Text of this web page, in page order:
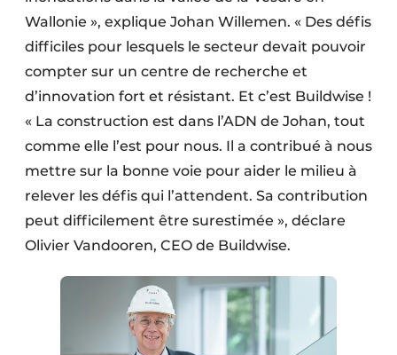
Wallonie », explique Johan Willemen. « Des défis
difficiles pour lesquels le secteur devait pouvoir
compter sur un centre de recherche et
d’innovation fort et résistant. Et c’est Buildwise !
« La construction est dans l’ADN de Johan, tout
comme elle l’est pour nous. Il a contribué à nous
mettre sur la bonne voie pour aider le milieu à
relever les défis qui l’attendent. Sa contribution
peut difficilement être surestimée », déclare
Olivier Vandooren, CEO de Buildwise.